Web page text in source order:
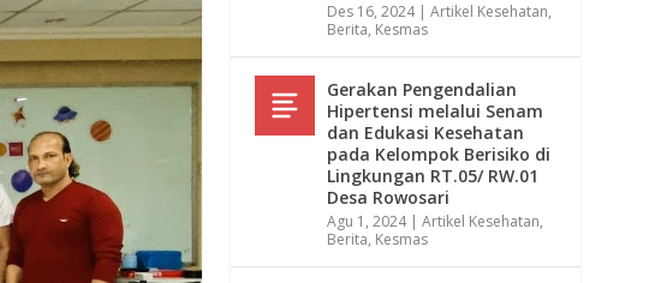
Des 16, 2024|Artikel Kesehatan,
Berita, Kesmas
Gerakan Pengendalian
Hipertensi melalui Senam
dan Edukasi Kesehatan
pada Kelompok Berisiko di
Lingkungan RT.05/ RW.01
Desa Rowosari
Agu 1, 2024|Artikel Kesehatan,
Berita, Kesmas